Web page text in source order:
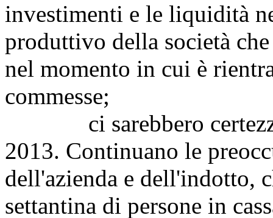
investimenti e le liquidità
produttivo della società
nel momento in cui è
commesse;
ci sarebbero certezze
2013. Continuano le
dell'azienda e dell'indotto,
settantina di persone in